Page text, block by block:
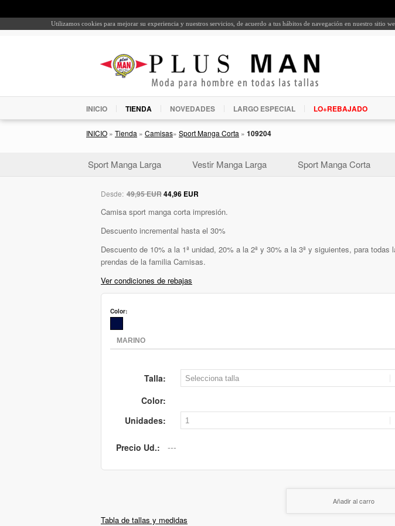
Utilizamos cookies para mejorar su experiencia y nuestros servicios, de acuerdo a tus hábitos de navegación en nuestro sitio
INICIO TIENDA NOVEDADES LARGO ESPECIAL LO+REBAJADO
INICIO » Tienda » Camisas» Sport Manga Corta » 109204
Sport Manga Larga Vestir Manga Larga Sport Manga Corta
Desde: 49,95 EUR44,96 EUR
Camisa sport manga corta impresión.
Descuento incremental hasta el 30%
Descuento de 10% a la 1ª unidad, 20% a la 2ª y 30% a la 3ª y siguientes, para todas
prendas de la familia Camisas.
Ver condiciones de rebajas
Color:
Talla:
Color:
Unidades:
Precio Ud.:
Añadir al carro
Tabla de tallas y medidas